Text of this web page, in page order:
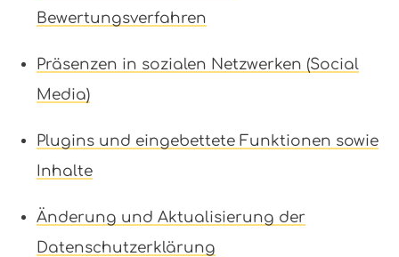
Bewertungsverfahren
Präsenzen in sozialen Netzwerken (Social
Media)
Plugins und eingebettete Funktionen sowie
Inhalte
Änderung und Aktualisierung der
Datenschutzerklärung